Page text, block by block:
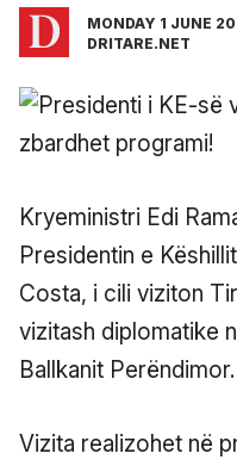
MONDAY 1 JUNE
DRITARE.NET
Kryeministri Edi
Presidentin e
Costa, i cili viziton
vizitash diplomatike
Ballkanit Perëndimor.
Vizita realizohet në